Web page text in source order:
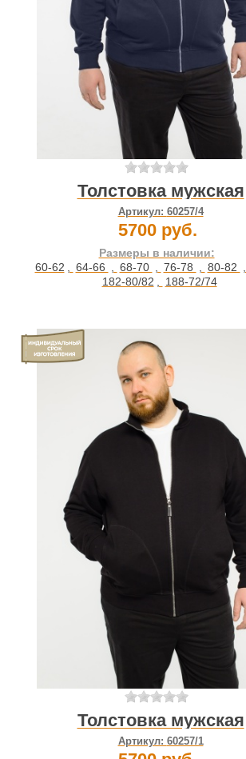
Толстовка мужская
Артикул: 60257/4
5700 руб.
Размеры в наличии:
60-62 , 64-66 , 68-70 , 76-78 , 80-82 ,
182-80/82 , 188-72/74
Толстовка мужская
Артикул: 60257/1